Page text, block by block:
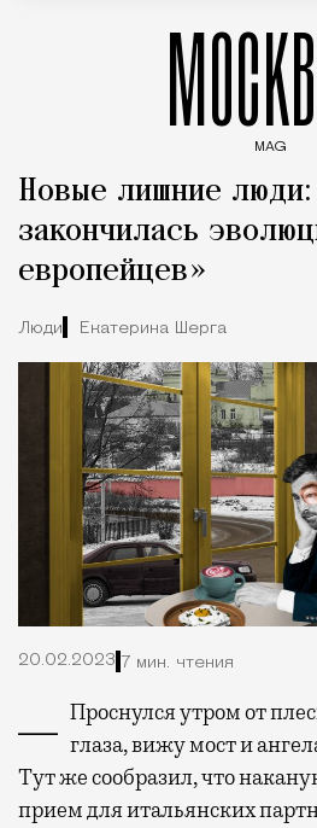
MAG
Новые лишние люди:
закончилась
европейцев»
Люди Екатерина Шерга
20.02.2023 7 мин. чтения
— Проснулся утром от плеска воды, поднимаю глаза, вижу мост и
Тут же сообразил, что
прием для итальянских